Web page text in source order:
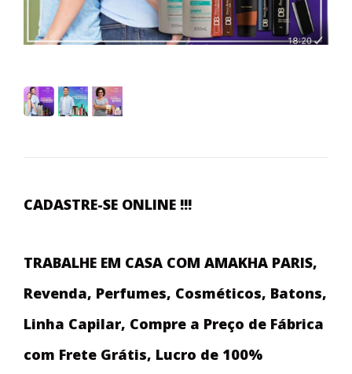
CADASTRE-SE ONLINE !!!
TRABALHE EM CASA COM AMAKHA PARIS,
Revenda, Perfumes, Cosméticos, Batons,
Linha Capilar, Compre a Preço de Fábrica
com Frete Grátis, Lucro de 100%